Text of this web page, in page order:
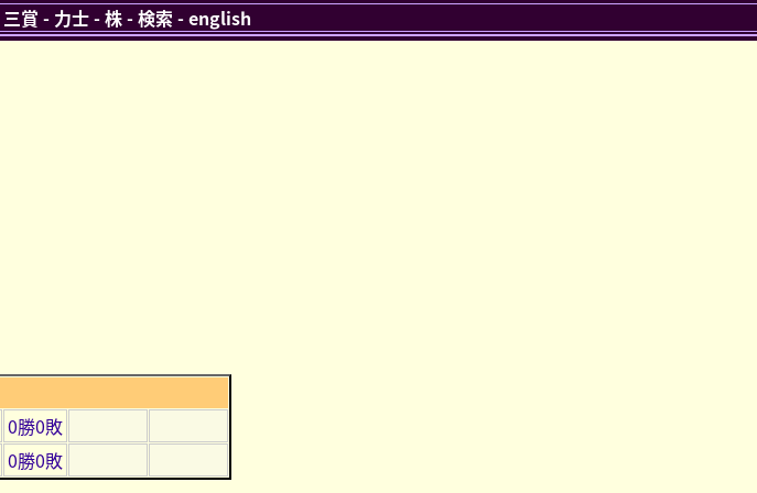
0勝0敗
0勝0敗
三賞 - 力士-株-検索 -english